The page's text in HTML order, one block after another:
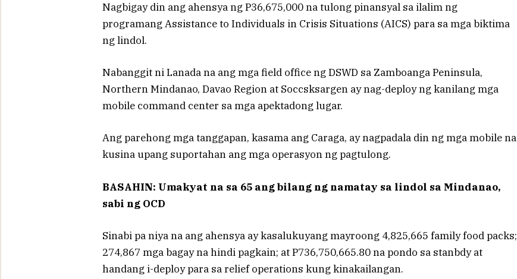
Nagbigay din ang ahensya ng P36,675,000 na tulong pinansyal sa ilalim ng
programang Assistance to Individuals in Crisis Situations (AICS) para sa mga biktima
ng lindol.
Nabanggit ni Lanada na ang mga field office ng DSWD sa Zamboanga Peninsula,
Northern Mindanao, Davao Region at Soccsksargen ay nag-deploy ng kanilang mga
mobile command center sa mga apektadong lugar.
Ang parehong mga tanggapan, kasama ang Caraga, ay nagpadala din ng mga mobile na
kusina upang suportahan ang mga operasyon ng pagtulong.
BASAHIN: Umakyat na sa 65 ang bilang ng namatay sa lindol sa Mindanao,
sabi ng OCD
Sinabi pa niya na ang ahensya ay kasalukuyang mayroong 4,825,665 family food packs;
274,867 mga bagay na hindi pagkain; at P736,750,665.80 na pondo sa stanbdy at
handang i-deploy para sa relief operations kung kinakailangan.